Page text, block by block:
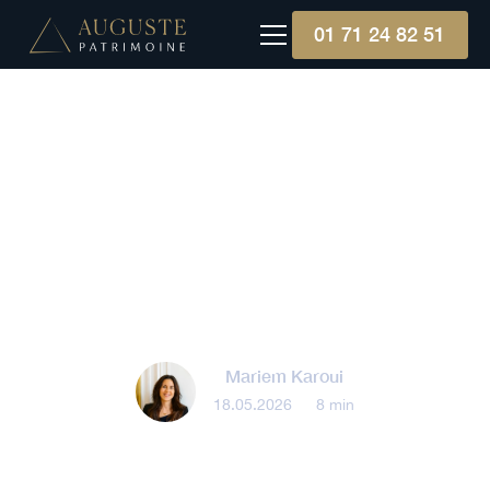
01 71 24 82 51
Mariem Karoui
18.05.2026 8 min